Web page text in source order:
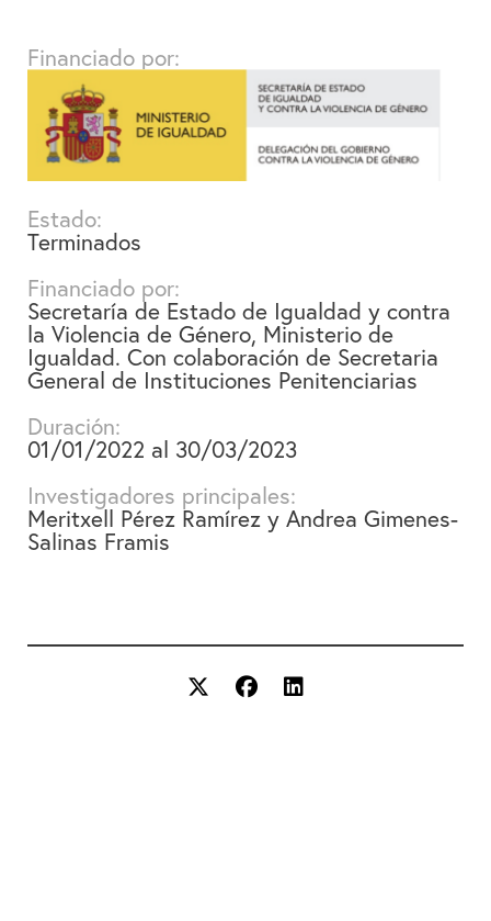
Financiado por:
Estado:
Terminados
Financiado por:
Secretaría de Estado de Igualdad y contra
la Violencia de Género, Ministerio de
Igualdad. Con colaboración de Secretaria
General de Instituciones Penitenciarias
Duración:
01/01/2022 al 30/03/2023
Investigadores principales:
Meritxell Pérez Ramírez y Andrea Gimenes-
Salinas Framis